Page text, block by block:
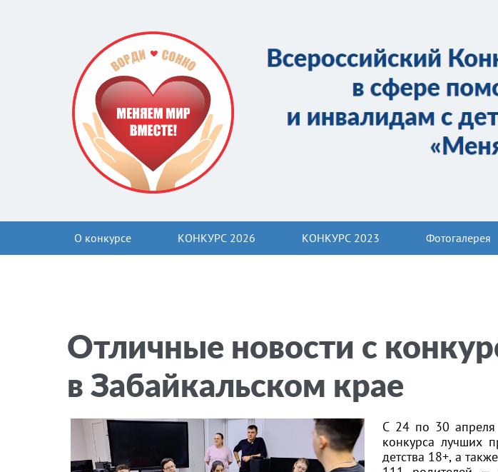
О конкурсе КОНКУРС 2026 КОНКУРС 2023 Фотогалерея
Отличные новости с
в Забайкальском крае
С 24 по 30 апреля
конкурса лучших
детства 18+, а